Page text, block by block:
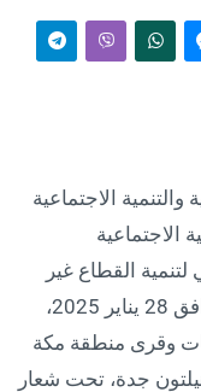
الاجتماعية
الاجتماعية
القطاع غير
الربحي، تنطلق يوم الثلاثاء المقبل الموافق 28 يناير 2025،
وقرى منطقة مكة
جدة، تحت شعار